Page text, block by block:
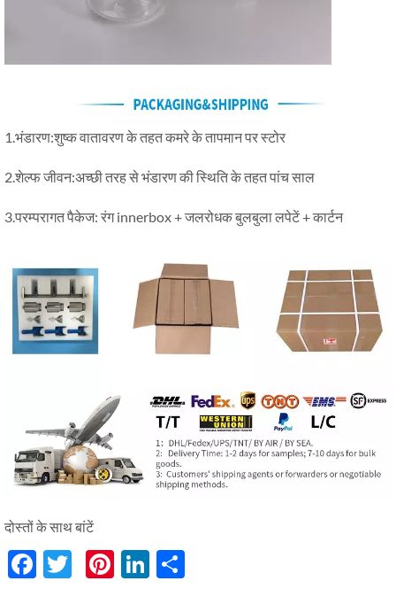
1.भंडारण:शुष्क वातावरण के तहत कमरे के तापमान पर स्टोर
2.शेल्फ जीवन:अच्छी तरह से भंडारण की स्थिति के तहत पांच साल
3.परम्परागत पैकेज: रंग innerbox + जलरोधक बुलबुला लपेटें + कार्टन
दोस्तों के साथ बांटें
Facebook
Twitter
Pinterest
LinkedIn